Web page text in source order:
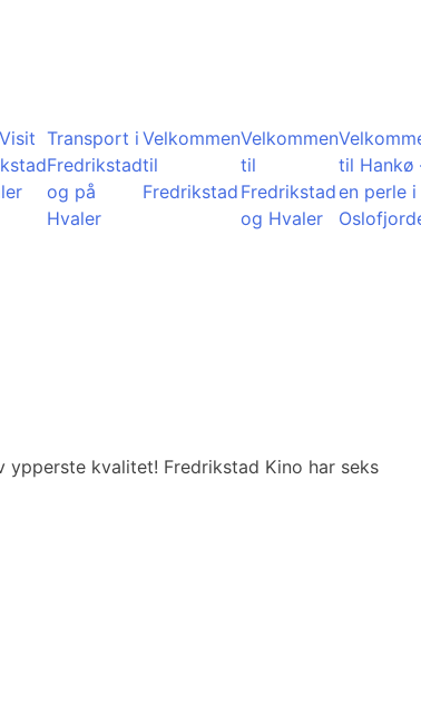
Transport i
Fredrikstad
og på
Hvaler
Velkommen
til
Fredrikstad
Velkommen
til
Fredrikstad
og Hvaler
til Hankø
en perle i
kvalitet! Fredrikstad Kino har seks